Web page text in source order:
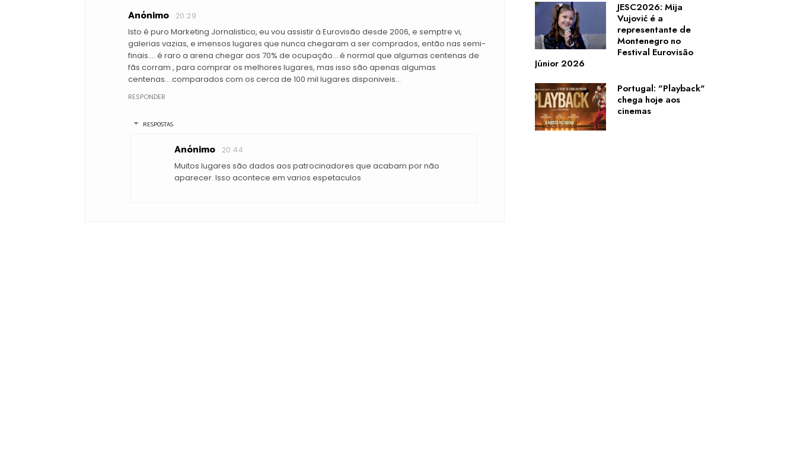
Anónimo 20:29
Isto é puro Marketing Jornalistico, eu vou assistir á Eurovisão desde 2006, e semptre vi,
galerias vazias, e imensos lugares que nunca chegaram a ser comprados, então nas semi-
finais.... é raro a arena chegar aos 70% de ocupação....é normal que algumas centenas de
fãs corram , para comprar os melhores lugares, mas isso são apenas algumas
centenas....comparados com os cerca de 100 mil lugares disponiveis...
RESPONDER
RESPOSTAS
Anónimo 20:44
Muitos lugares são dados aos patrocinadores que acabam por não
aparecer. Isso acontece em varios espetaculos
JESC2026: Mija
Vujović é a
representante de
Montenegro no
Festival Eurovisão
Júnior 2026
Portugal: "Playback"
chega hoje aos
cinemas